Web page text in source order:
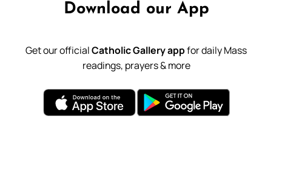
Download our App
Get our officialCatholic Gallery appfor daily Mass
readings, prayers & more